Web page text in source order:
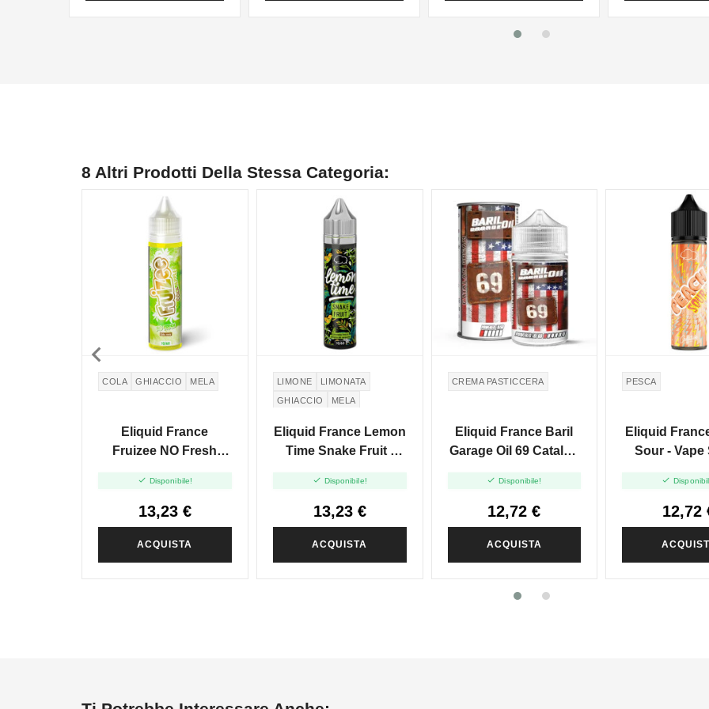
8 Altri Prodotti Della Stessa Categoria:
COLA GHIACCIO MELA
Eliquid France
Fruizee NO Fresh
Shot - 10ml
 Disponibile!
13,23 €
ACQUISTA
LIMONE
LIMONATA
GHIACCIO
MELA
Eliquid France Lemon
Time Snake Fruit -
 Disponibile!
13,23 €
ACQUISTA
CREMA PASTICCERA
Eliquid France Baril
Garage Oil 69 Catalan
10ml
 Disponibile!
12,72 €
ACQUISTA
PESCA
Eliquid
Sour - Vape

12,72
